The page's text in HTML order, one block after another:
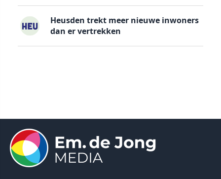
Heusden trekt meer nieuwe inwoners
dan er vertrekken